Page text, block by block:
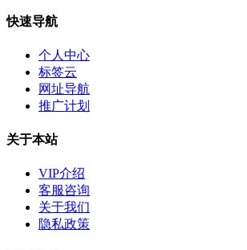
快速导航
个人中心
标签云
网址导航
推广计划
关于本站
VIP介绍
客服咨询
关于我们
隐私政策